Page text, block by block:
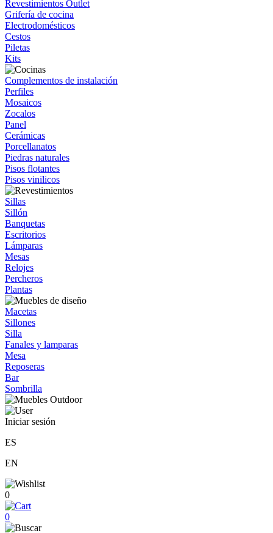
Revestimientos Outlet
Grifería de cocina
Electrodomésticos
Cestos
Piletas
Kits
Complementos de instalación
Perfiles
Mosaicos
Zocalos
Panel
Cerámicas
Porcellanatos
Piedras naturales
Pisos flotantes
Pisos vinilicos
Sillas
Sillón
Banquetas
Escritorios
Lámparas
Mesas
Relojes
Percheros
Plantas
Macetas
Sillones
Silla
Fanales y lamparas
Mesa
Reposeras
Bar
Sombrilla
Iniciar sesión
ES
EN
0
0